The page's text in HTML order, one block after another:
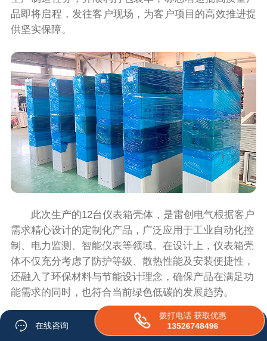
品即将启程，发往客户现场，为客户项目的高效推进提
供坚实保障。
此次生产的12台仪表箱壳体，是雷创电气根据客户
需求精心设计的定制化产品，广泛应用于工业自动化控
制、电力监测、智能仪表等领域。在设计上，仪表箱壳
体不仅充分考虑了防护等级、散热性能及安装便捷性，
还融入了环保材料与节能设计理念，确保产品在满足功
能需求的同时，也符合当前绿色低碳的发展趋势。
在线咨询
拨打电话 获取优惠
13526748496